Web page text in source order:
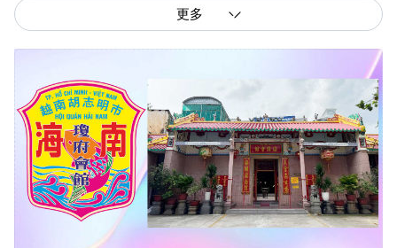
更多
西贡解放报网版权所有
由越南新闻与传播部所属报刊局于2023年09月06日 签发第26/GP-CBC号许可